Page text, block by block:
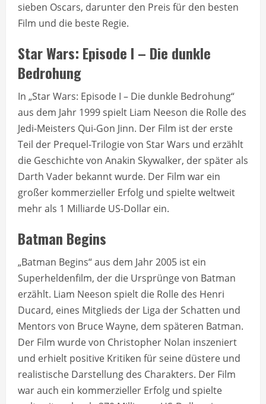
sieben Oscars, darunter den Preis für den besten
Film und die beste Regie.
Star Wars: Episode I – Die dunkle
Bedrohung
In „Star Wars: Episode I – Die dunkle Bedrohung“
aus dem Jahr 1999 spielt Liam Neeson die Rolle des
Jedi-Meisters Qui-Gon Jinn. Der Film ist der erste
Teil der Prequel-Trilogie von Star Wars und erzählt
die Geschichte von Anakin Skywalker, der später als
Darth Vader bekannt wurde. Der Film war ein
großer kommerzieller Erfolg und spielte weltweit
mehr als 1 Milliarde US-Dollar ein.
Batman Begins
„Batman Begins“ aus dem Jahr 2005 ist ein
Superheldenfilm, der die Ursprünge von Batman
erzählt. Liam Neeson spielt die Rolle des Henri
Ducard, eines Mitglieds der Liga der Schatten und
Mentors von Bruce Wayne, dem späteren Batman.
Der Film wurde von Christopher Nolan inszeniert
und erhielt positive Kritiken für seine düstere und
realistische Darstellung des Charakters. Der Film
war auch ein kommerzieller Erfolg und spielte